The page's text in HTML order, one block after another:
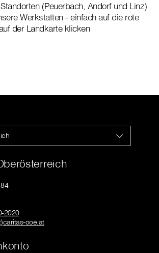
(Peuerbach, Andorf und Linz)
Werkstätten - einfach auf die rote
der Landkarte klicken
2020
ooe.at